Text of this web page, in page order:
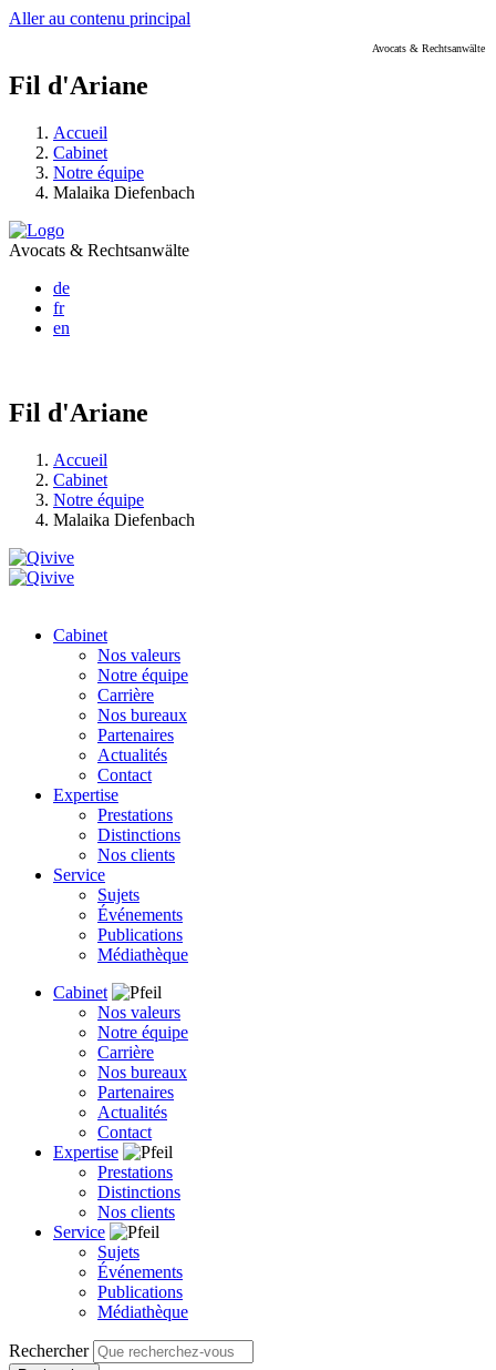
Aller au contenu principal
Avocats & Rechtsanwälte
Fil d'Ariane
Accueil
Cabinet
Notre équipe
Malaika Diefenbach
Avocats & Rechtsanwälte
de
fr
en
Fil d'Ariane
Accueil
Cabinet
Notre équipe
Malaika Diefenbach
Cabinet
Nos valeurs
Notre équipe
Carrière
Nos bureaux
Partenaires
Actualités
Contact
Expertise
Prestations
Distinctions
Nos clients
Service
Sujets
Événements
Publications
Médiathèque
Cabinet
Nos valeurs
Notre équipe
Carrière
Nos bureaux
Partenaires
Actualités
Contact
Expertise
Prestations
Distinctions
Nos clients
Service
Sujets
Événements
Publications
Médiathèque
Rechercher